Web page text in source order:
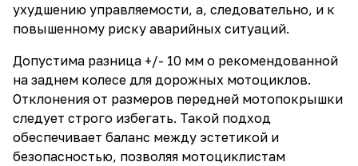
ухудшению управляемости, а, следовательно, и к
повышенному риску аварийных ситуаций.
Допустима разница +/- 10 мм о рекомендованной
на заднем колесе для дорожных мотоциклов.
Отклонения от размеров передней мотопокрышки
следует строго избегать. Такой подход
обеспечивает баланс между эстетикой и
безопасностью, позволяя мотоциклистам